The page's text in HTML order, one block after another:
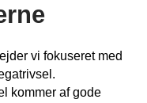
vi fokuseret med
kommer af gode